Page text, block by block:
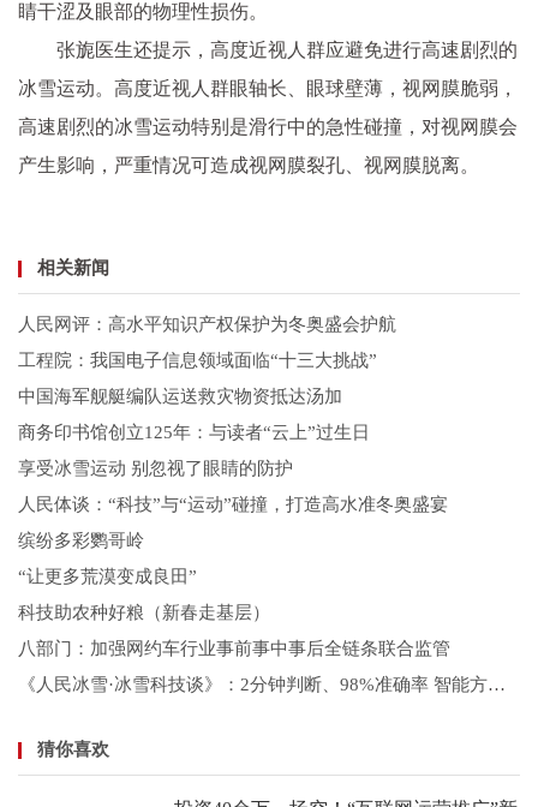
睛干涩及眼部的物理性损伤。
张旎医生还提示，高度近视人群应避免进行高速剧烈的
冰雪运动。高度近视人群眼轴长、眼球壁薄，视网膜脆弱，
高速剧烈的冰雪运动特别是滑行中的急性碰撞，对视网膜会
产生影响，严重情况可造成视网膜裂孔、视网膜脱离。
相关新闻
人民网评：高水平知识产权保护为冬奥盛会护航
工程院：我国电子信息领域面临“十三大挑战”
中国海军舰艇编队运送救灾物资抵达汤加
商务印书馆创立125年：与读者“云上”过生日
享受冰雪运动 别忽视了眼睛的防护
人民体谈：“科技”与“运动”碰撞，打造高水准冬奥盛宴
缤纷多彩鹦哥岭
“让更多荒漠变成良田”
科技助农种好粮（新春走基层）
八部门：加强网约车行业事前事中事后全链条联合监管
《人民冰雪·冰雪科技谈》：2分钟判断、98%准确率 智能方舱成“应急大夫”
猜你喜欢